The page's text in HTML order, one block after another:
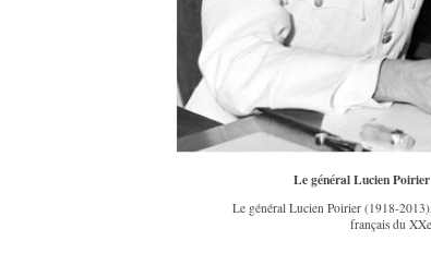
Le général Lucien
Le général Lucien Poirier (1918-
français du